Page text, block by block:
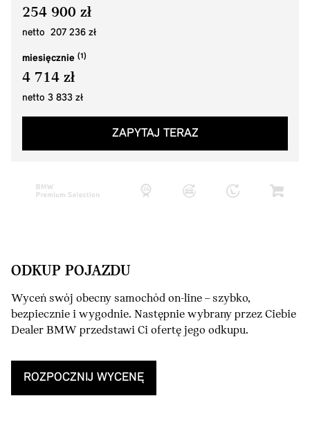
254 900 zł
netto 207 236 zł
miesięcznie
4 714 zł
netto 3 833 zł
ZAPYTAJ TERAZ
ODKUP POJAZDU
Wyceń swój obecny samochód on-line – szybko,
bezpiecznie i wygodnie. Następnie wybrany przez Ciebie
Dealer BMW przedstawi Ci ofertę jego odkupu.
ROZPOCZNIJ WYCENĘ